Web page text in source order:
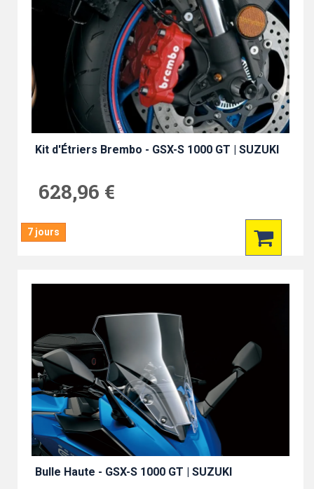
Kit d'Étriers Brembo - GSX-S 1000 GT | SUZUKI
628,96 €
7 jours
Bulle Haute - GSX-S 1000 GT | SUZUKI